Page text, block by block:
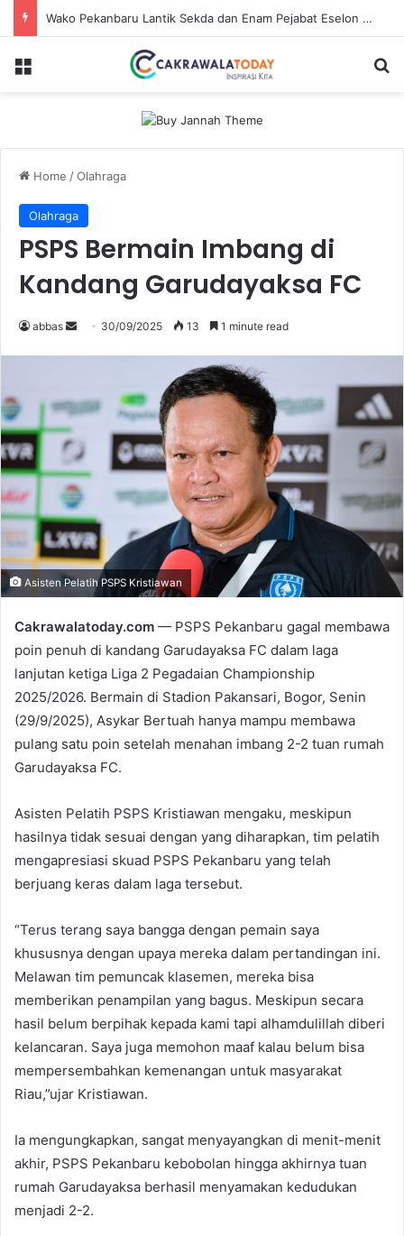
Wako Pekanbaru Lantik Sekda dan Enam Pejabat Eselon Lainnya
Home /Olahraga
Olahraga
PSPS Bermain Imbang di
Kandang Garudayaksa FC
abbas
a
e
m
a
i
l
30/09/2025 13 1 minute read
Asisten Pelatih PSPS Kristiawan
Cakrawalatoday.com — PSPS Pekanbaru gagal membawa
poin penuh di kandang Garudayaksa FC dalam laga
lanjutan ketiga Liga 2 Pegadaian Championship
2025/2026. Bermain di Stadion Pakansari, Bogor, Senin
(29/9/2025), Asykar Bertuah hanya mampu membawa
pulang satu poin setelah menahan imbang 2-2 tuan rumah
Garudayaksa FC.
Asisten Pelatih PSPS Kristiawan mengaku, meskipun
hasilnya tidak sesuai dengan yang diharapkan, tim pelatih
mengapresiasi skuad PSPS Pekanbaru yang telah
berjuang keras dalam laga tersebut.
“Terus terang saya bangga dengan pemain saya
khususnya dengan upaya mereka dalam pertandingan ini.
Melawan tim pemuncak klasemen, mereka bisa
memberikan penampilan yang bagus. Meskipun secara
hasil belum berpihak kepada kami tapi alhamdulillah diberi
kelancaran. Saya juga memohon maaf kalau belum bisa
mempersembahkan kemenangan untuk masyarakat
Riau,”ujar Kristiawan.
Ia mengungkapkan, sangat menyayangkan di menit-menit
akhir, PSPS Pekanbaru kebobolan hingga akhirnya tuan
rumah Garudayaksa berhasil menyamakan kedudukan
menjadi 2-2.